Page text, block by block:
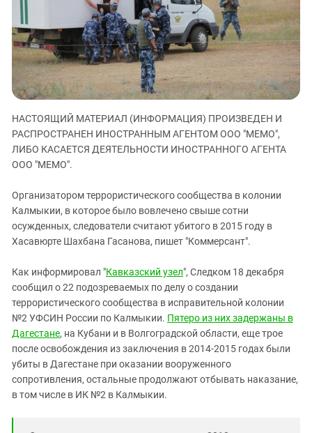
ЗАСТАВЛЯЕТ
КАВКАЗ ЗА ПАЛЕСТИНУ
ИНАКОМЫСЛИЕ В ЧЕЧНЕ
ПРЕСЛЕДОВАНИЕ АКТИВИСТОВ
МОБИЛИЗАЦИЯ И ПРОТЕСТЫ
Дагестан
Ингушетия
Кабардино-Балкария
Калмыкия
Карачаево-Черкесия
Краснодарский край
Российская Федерация
Северная Осетия - Алания
СКФО
Ставропольский край
Чечня
Южная Осетия
Южный Кавказ
ЮФО
НАСТОЯЩИЙ МАТЕРИАЛ (ИНФОРМАЦИЯ) ПРОИЗВЕДЕН И
РАСПРОСТРАНЕН ИНОСТРАННЫМ АГЕНТОМ ООО "МЕМО",
ЛИБО КАСАЕТСЯ ДЕЯТЕЛЬНОСТИ ИНОСТРАННОГО АГЕНТА
ООО "МЕМО".
Организатором террористического сообщества в колонии
Калмыкии, в которое было вовлечено свыше сотни
осужденных, следователи считают убитого в 2015 году в
Хасавюрте Шахбана Гасанова, пишет "Коммерсант".
Как информировал "Кавказский узел", Следком 18 декабря
сообщил о 22 подозреваемых по делу о создании
террористического сообщества в исправительной колонии
№2 УФСИН России по Калмыкии. Пятеро из них задержаны в
Дагестане, на Кубани и в Волгоградской области, еще трое
после освобождения из заключения в 2014-2015 годах были
убиты в Дагестане при оказании вооруженного
сопротивления, остальные продолжают отбывать наказание,
в том числе в ИК №2 в Калмыкии.